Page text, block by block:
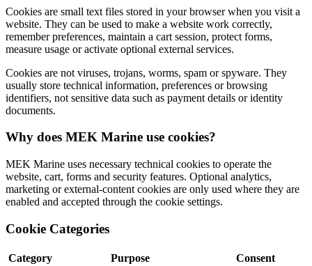
Cookies are small text files stored in your browser when you visit a
website. They can be used to make a website work correctly,
remember preferences, maintain a cart session, protect forms,
measure usage or activate optional external services.
Cookies are not viruses, trojans, worms, spam or spyware. They
usually store technical information, preferences or browsing
identifiers, not sensitive data such as payment details or identity
documents.
Why does MEK Marine use cookies?
MEK Marine uses necessary technical cookies to operate the
website, cart, forms and security features. Optional analytics,
marketing or external-content cookies are only used where they are
enabled and accepted through the cookie settings.
Cookie Categories
Category Purpose
Consent